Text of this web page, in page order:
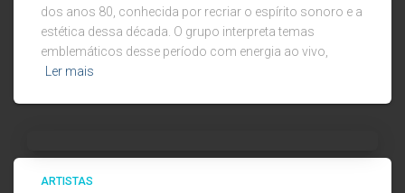
dos anos 80, conhecida por recriar o espírito sonoro e a
estética dessa década. O grupo interpreta temas
emblemáticos desse período com energia ao vivo,
Ler mais
ARTISTAS